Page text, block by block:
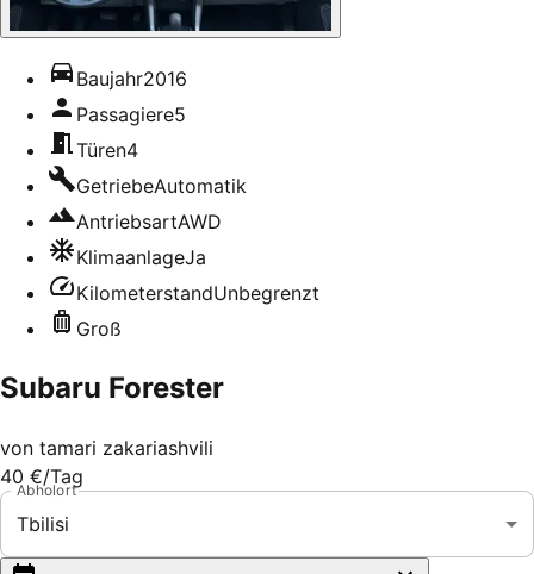
Baujahr2016
Passagiere5
Türen4
GetriebeAutomatik
AntriebsartAWD
KlimaanlageJa
KilometerstandUnbegrenzt
Groß
Subaru Forester
von tamari zakariashvili
40 €/Tag
Abholort
Tbilisi